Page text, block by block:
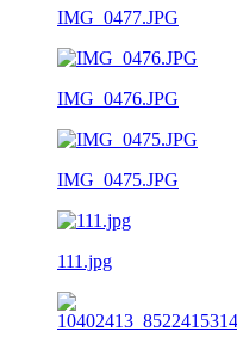
IMG_0477.JPG
IMG_0476.JPG
IMG_0475.JPG
111.jpg